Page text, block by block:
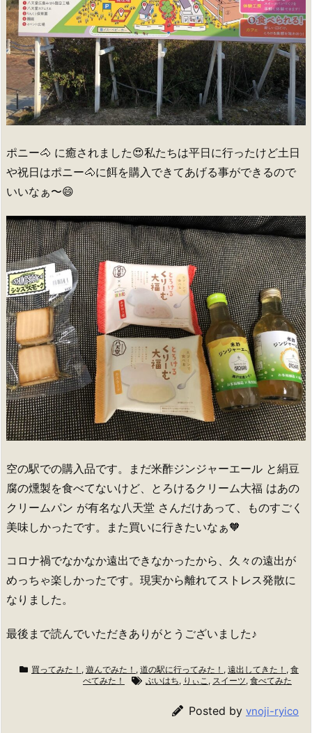
ポニー🐴 に癒されました😍私たちは平日に行ったけど土日
や祝日はポニー🐴に餌を購入できてあげる事ができるので
いいなぁ〜😄
空の駅での購入品です。まだ米酢ジンジャーエール と絹豆
腐の燻製を食べてないけど、とろけるクリーム大福 はあの
クリームパン が有名な八天堂 さんだけあって、ものすごく
美味しかったです。また買いに行きたいなぁ🧡
コロナ禍でなかなか遠出できなかったから、久々の遠出が
めっちゃ楽しかったです。現実から離れてストレス発散に
なりました。
最後まで読んでいただきありがとうございました♪
買ってみた！ , 遊んでみた！ , 道の駅に行ってみた！ , 遠出してきた！ , 食
べてみた！
ぶいはち, りぃこ , スイーツ, 食べてみた
Posted by vnoji-ryico